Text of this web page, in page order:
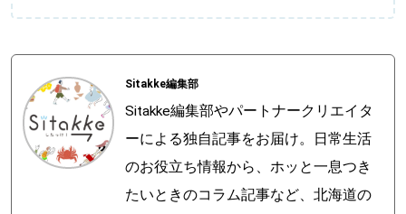
Sitakke編集部
Sitakke編集部やパートナークリエイタ
ーによる独自記事をお届け。日常生活
のお役立ち情報から、ホッと一息つき
たいときのコラム記事など、北海道の